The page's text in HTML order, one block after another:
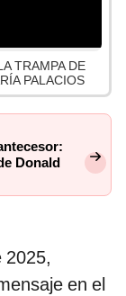
TRAMPA DE
PALACIOS
Donald
2025,
en el